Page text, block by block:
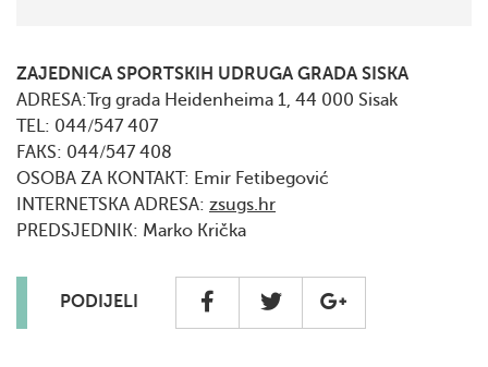
ZAJEDNICA SPORTSKIH UDRUGA GRADA SISKA
ADRESA:Trg grada Heidenheima 1, 44 000 Sisak
TEL: 044/547 407
FAKS: 044/547 408
OSOBA ZA KONTAKT: Emir Fetibegović
INTERNETSKA ADRESA: zsugs.hr
PREDSJEDNIK: Marko Krička
PODIJELI